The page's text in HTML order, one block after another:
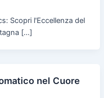
Scopri l'Eccellenza del
[…]
nel Cuore